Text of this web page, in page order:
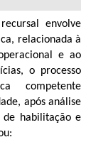
envolve
relacionada à
e ao
o processo
competente
após análise
de habilitação e